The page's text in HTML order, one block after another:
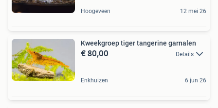
Hoogeveen 12 mei 26
Kweekgroep tiger tangerine garnalen
€ 80,00 Details
Enkhuizen 6 jun 26